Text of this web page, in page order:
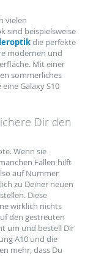
vielen
sind beispielsweise
die perfekte
modernen und
Mit einer
sommerliches
Galaxy S10
Dir den
Wenn sie
Fällen hilft
auf Nummer
zu Deiner neuen
Diese
wirklich nichts
den gestreuten
um und bestell Dir
A10 und die
mehr, dass Du